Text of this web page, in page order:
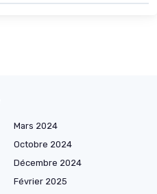
Mars 2024
Octobre 2024
Décembre 2024
Février 2025